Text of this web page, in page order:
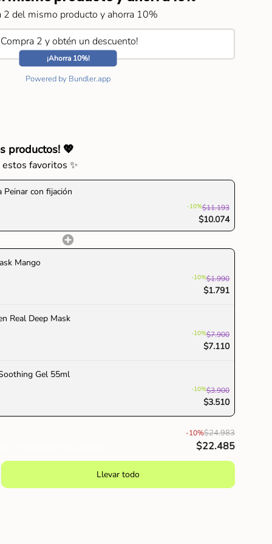
2 del mismo producto y ahorra 10%
2 y obtén un descuento!
¡Ahorra 10%!
Powered by Bundler.app
productos! 💖
favoritos ✨
Peinar con fijación
-10%$11.193
$10.074
Mango
-10%$1.990
$1.791
Real Deep Mask
-10%$7.900
$7.110
Gel 55ml
-10%$3.900
$3.510
-10%$24.983
$22.485
Llevar todo